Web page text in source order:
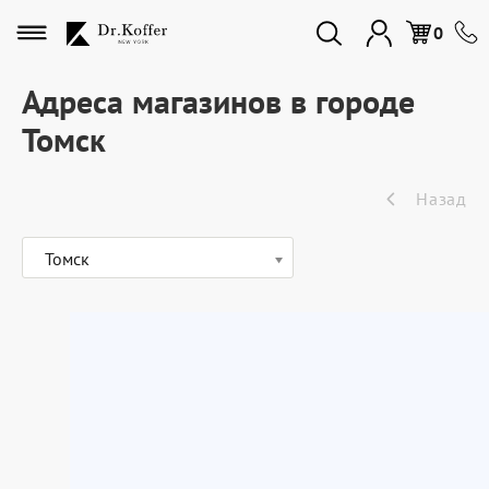
0
Избранное
Дорожная коллекция
Женская коллекция
Адреса магазинов в городе
Томск
Назад
Томск